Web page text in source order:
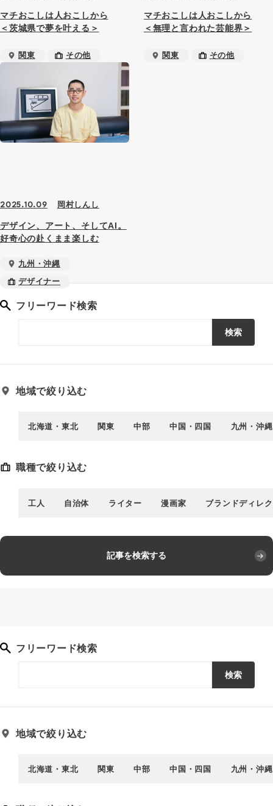
マチおこしは人おこしから
＜茨城県で夢を叶える＞
関東 その他
マチおこしは人おこしから
＜無理と言われた芸能界＞
関東 その他
2025.10.09 岡村しんし
デザイン、アート、そしてAI。
好奇心の赴くまま楽しむ
九州・沖縄
デザイナー
フリーワード検索
検索
地域で絞り込む
北海道・東北 関東 中部 中国・四国 九州・沖縄
職種で絞り込む
工人 自治体 ライター 漫画家 ブランドディレ
記事を検索する
フリーワード検索
検索
地域で絞り込む
北海道・東北 関東 中部 中国・四国 九州・沖縄